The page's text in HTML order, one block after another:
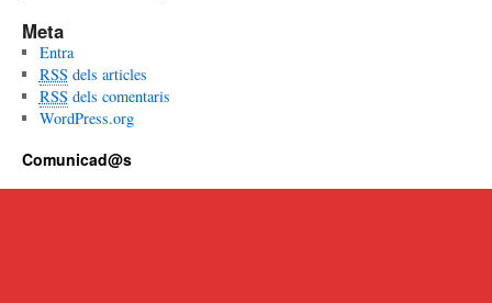
x
i
u
s
Meta
Entra
RSS dels articles
RSS dels comentaris
WordPress.org
Comunicad@s